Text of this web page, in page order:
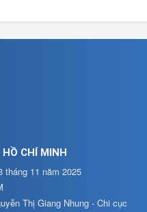
CHÍ MINH
tháng 11 năm 2025
Thị Giang Nhung - Chi cục